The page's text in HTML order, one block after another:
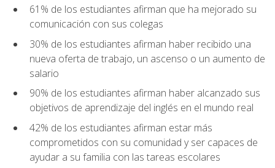
61% de los estudiantes afirman que ha mejorado su
comunicación con sus colegas
30% de los estudiantes afirman haber recibido una
nueva oferta de trabajo, un ascenso o un aumento de
salario
90% de los estudiantes afirman haber alcanzado sus
objetivos de aprendizaje del inglés en el mundo real
42% de los estudiantes afirman estar más
comprometidos con su comunidad y ser capaces de
ayudar a su familia con las tareas escolares